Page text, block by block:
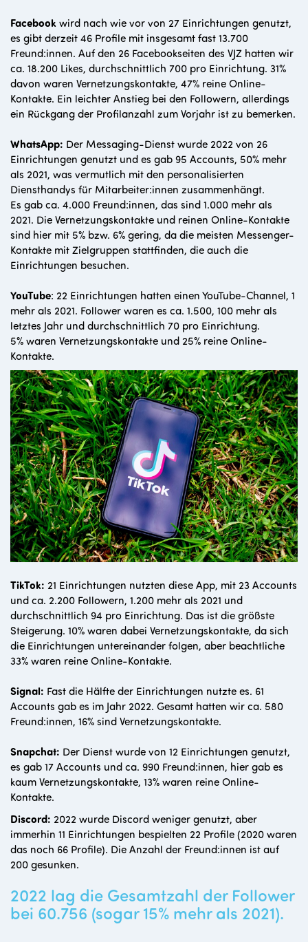
Facebook wird nach wie vor von 27 Einrichtungen genutzt,
es gibt derzeit 46 Profile mit insgesamt fast 13.700
Freund:innen. Auf den 26 Facebookseiten des VJZ hatten wir
ca. 18.200 Likes, durchschnittlich 700 pro Einrichtung. 31%
davon waren Vernetzungskontakte, 47% reine Online-
Kontakte. Ein leichter Anstieg bei den Followern, allerdings
ein Rückgang der Profilanzahl zum Vorjahr ist zu bemerken.
WhatsApp: Der Messaging-Dienst wurde 2022 von 26
Einrichtungen genutzt und es gab 95 Accounts, 50% mehr
als 2021, was vermutlich mit den personalisierten
Diensthandys für Mitarbeiter:innen zusammenhängt.
Es gab ca. 4.000 Freund:innen, das sind 1.000 mehr als
2021. Die Vernetzungskontakte und reinen Online-Kontakte
sind hier mit 5% bzw. 6% gering, da die meisten Messenger-
Kontakte mit Zielgruppen stattfinden, die auch die
Einrichtungen besuchen.
YouTube: 22 Einrichtungen hatten einen YouTube-Channel, 1
mehr als 2021. Follower waren es ca. 1.500, 100 mehr als
letztes Jahr und durchschnittlich 70 pro Einrichtung.
5% waren Vernetzungskontakte und 25% reine Online-
Kontakte.
TikTok: 21 Einrichtungen nutzten diese App, mit 23 Accounts
und ca. 2.200 Followern, 1.200 mehr als 2021 und
durchschnittlich 94 pro Einrichtung. Das ist die größste
Steigerung. 10% waren dabei Vernetzungskontakte, da sich
die Einrichtungen untereinander folgen, aber beachtliche
33% waren reine Online-Kontakte.
Signal: Fast die Hälfte der Einrichtungen nutzte es. 61
Accounts gab es im Jahr 2022. Gesamt hatten wir ca. 580
Freund:innen, 16% sind Vernetzungskontakte.
Snapchat: Der Dienst wurde von 12 Einrichtungen genutzt,
es gab 17 Accounts und ca. 990 Freund:innen, hier gab es
kaum Vernetzungskontakte, 13% waren reine Online-
Kontakte.
Discord: 2022 wurde Discord weniger genutzt, aber
immerhin 11 Einrichtungen bespielten 22 Profile (2020 waren
das noch 66 Profile). Die Anzahl der Freund:innen ist auf
200 gesunken.
2022 lag die Gesamtzahl der Follower
bei 60.756 (sogar 15% mehr als 2021).